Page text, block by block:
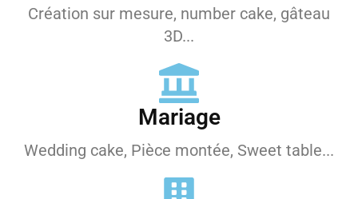
Création sur mesure, number cake, gâteau
3D...
Mariage
Wedding cake, Pièce montée, Sweet table...